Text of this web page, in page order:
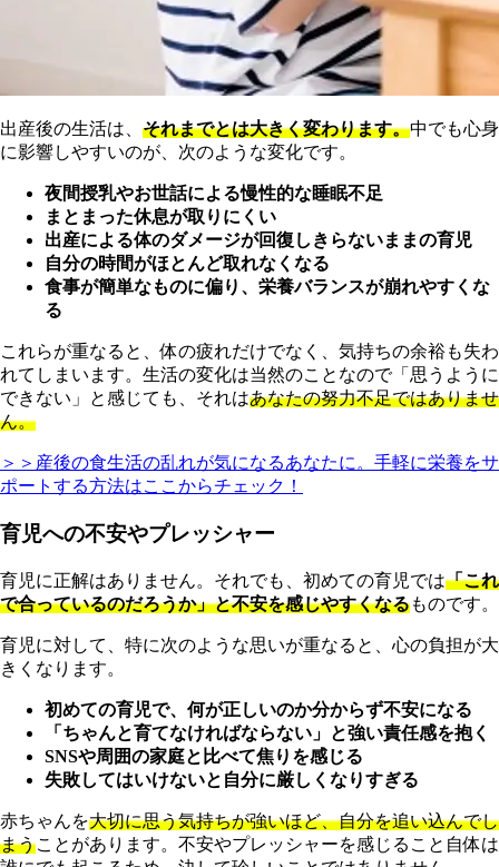
出産後の生活は、 それまでとは大きく変わります。中でも心身
に影響しやすいのが、次のような変化です。
夜間授乳やお世話による慢性的な睡眠不足
まとまった休息が取りにくい
出産による体のダメージが回復しきらないままの育児
自分の時間がほとんど取れなくなる
食事が簡単なものに偏り、栄養バランスが崩れやすくな
る
これらが重なると、体の疲れだけでなく、気持ちの余裕も失わ
れてしまいます。生活の変化は当然のことなので「思うように
できない」と感じても、それはあなたの努力不足ではありませ
ん。
＞＞産後の食生活の乱れが気になるあなたに。手軽に栄養をサ
ポートする方法はここからチェック！
育児への不安やプレッシャー
育児に正解はありません。それでも、初めての育児では「これ
で合っているのだろうか」と不安を感じやすくなるものです。
育児に対して、特に次のような思いが重なると、心の負担が大
きくなります。
初めての育児で、何が正しいのか分からず不安になる
「ちゃんと育てなければならない」と強い責任感を抱く
SNSや周囲の家庭と比べて焦りを感じる
失敗してはいけないと自分に厳しくなりすぎる
赤ちゃんを大切に思う気持ちが強いほど、自分を追い込んでし
まうことがあります。不安やプレッシャーを感じること自体は